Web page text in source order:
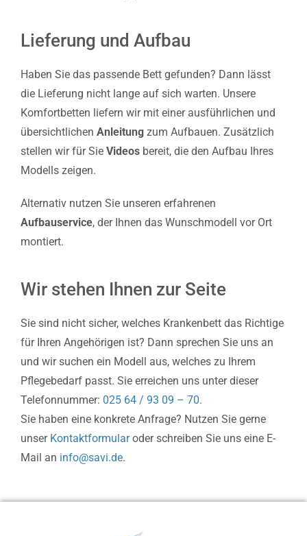
Lieferung und Aufbau
Haben Sie das passende Bett gefunden? Dann lässt
die Lieferung nicht lange auf sich warten. Unsere
Komfortbetten liefern wir mit einer ausführlichen und
übersichtlichen Anleitung zum Aufbauen. Zusätzlich
stellen wir für Sie Videos bereit, die den Aufbau Ihres
Modells zeigen.
Alternativ nutzen Sie unseren erfahrenen
Aufbauservice, der Ihnen das Wunschmodell vor Ort
montiert.
Wir stehen Ihnen zur Seite
Sie sind nicht sicher, welches Krankenbett das Richtige
für Ihren Angehörigen ist? Dann sprechen Sie uns an
und wir suchen ein Modell aus, welches zu Ihrem
Pflegebedarf passt. Sie erreichen uns unter dieser
Telefonnummer: 025 64 / 93 09 – 70.
Sie haben eine konkrete Anfrage? Nutzen Sie gerne
unser Kontaktformularoder schreiben Sie uns eine E-
Mail an info@savi.de.